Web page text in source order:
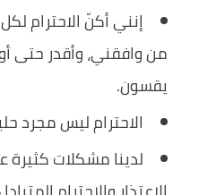
إنني أكنّ الاحترام
من وافقني، وأقدر حتى
يقسون.
الاحترام ليس مجرد
لدينا مشكلات كثيرة